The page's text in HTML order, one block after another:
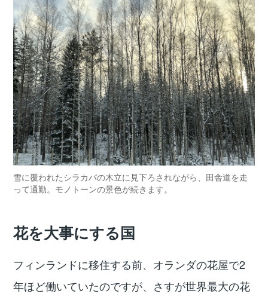
雪に覆われたシラカバの木立に見下ろされながら、田舎道を走
って通勤。モノトーンの景色が続きます。
花を大事にする国
フィンランドに移住する前、オランダの花屋で2
年ほど働いていたのですが、さすが世界最大の花